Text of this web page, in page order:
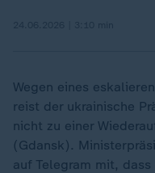
Wegen eines
reist der ukrainische
nicht zu einer
(Gdansk).
auf Telegram mit,